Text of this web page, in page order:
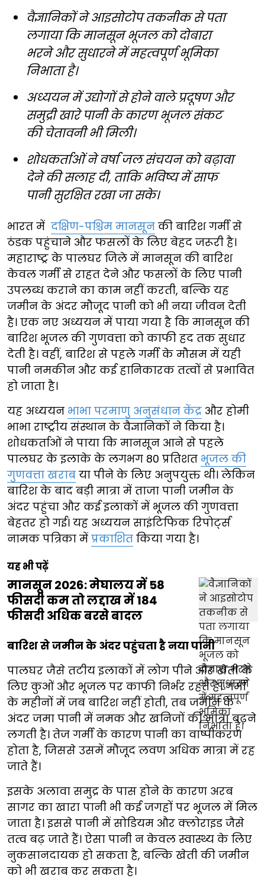
वैज्ञानिकों ने आइसोटोप तकनीक से पता
लगाया कि मानसून भूजल को दोबारा
भरने और सुधारने में महत्वपूर्ण भूमिका
निभाता है।
अध्ययन में उद्योगों से होने वाले प्रदूषण और
समुद्री खारे पानी के कारण भूजल संकट
की चेतावनी भी मिली।
शोधकर्ताओं ने वर्षा जल संचयन को बढ़ावा
देने की सलाह दी, ताकि भविष्य में साफ
पानी सुरक्षित रखा जा सके।
भारत में दक्षिण-पश्चिम मानसून की बारिश गर्मी से
ठंडक पहुंचाने और फसलों के लिए बेहद जरूरी है।
महाराष्ट्र के पालघर जिले में मानसून की बारिश
केवल गर्मी से राहत देने और फसलों के लिए पानी
उपलब्ध कराने का काम नहीं करती, बल्कि यह
जमीन के अंदर मौजूद पानी को भी नया जीवन देती
है। एक नए अध्ययन में पाया गया है कि मानसून की
बारिश भूजल की गुणवत्ता को काफी हद तक सुधार
देती है। वहीं, बारिश से पहले गर्मी के मौसम में यही
पानी नमकीन और कई हानिकारक तत्वों से प्रभावित
हो जाता है।
यह अध्ययन भाभा परमाणु अनुसंधान केंद्र और होमी
भाभा राष्ट्रीय संस्थान के वैज्ञानिकों ने किया है।
शोधकर्ताओं ने पाया कि मानसून आने से पहले
पालघर के इलाके के लगभग 80 प्रतिशत भूजल की
गुणवत्ता खराब या पीने के लिए अनुपयुक्त थी। लेकिन
बारिश के बाद बड़ी मात्रा में ताजा पानी जमीन के
अंदर पहुंचा और कई इलाकों में भूजल की गुणवत्ता
बेहतर हो गई। यह अध्ययन साइंटिफिक रिपोर्ट्स
नामक पत्रिका में प्रकाशित किया गया है।
यह भी पढ़ें
मानसून 2026: मेघालय में 58
फीसदी कम तो लद्दाख में 184
फीसदी अधिक बरसे बादल
बारिश से जमीन के अंदर पहुंचता है नया पानी
पालघर जैसे तटीय इलाकों में लोग पीने और खेती के
लिए कुओं और भूजल पर काफी निर्भर रहते हैं। गर्मी
के महीनों में जब बारिश नहीं होती, तब जमीन के
अंदर जमा पानी में नमक और खनिजों की मात्रा बढ़ने
लगती है। तेज गर्मी के कारण पानी का वाष्पीकरण
होता है, जिससे उसमें मौजूद लवण अधिक मात्रा में रह
जाते हैं।
इसके अलावा समुद्र के पास होने के कारण अरब
सागर का खारा पानी भी कई जगहों पर भूजल में मिल
जाता है। इससे पानी में सोडियम और क्लोराइड जैसे
तत्व बढ़ जाते हैं। ऐसा पानी न केवल स्वास्थ्य के लिए
नुकसानदायक हो सकता है, बल्कि खेती की जमीन
को भी खराब कर सकता है।